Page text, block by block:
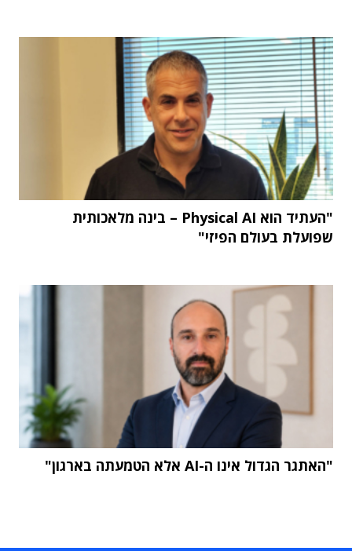
"העתיד הוא Physical AI – בינה מלאכותית
שפועלת בעולם הפיזי"
"האתגר הגדול אינו ה-AI אלא הטמעתה בארגון"